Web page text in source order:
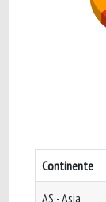
Continente
AS - Asia